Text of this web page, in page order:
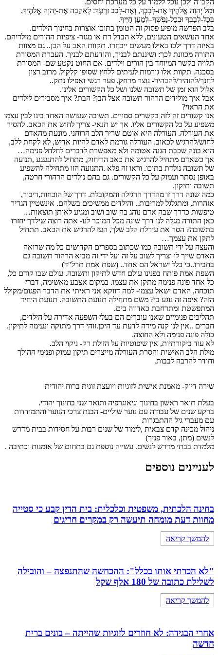
וּמָל יְהוָה אֱלֹהֶיךָ אֶת-לְבָבְךָ, וְאֶת-לְבַב זַרְעֶךָ: לְאַהֲבָה אֶת-יְהוָה אֱלֹהֶיךָ,
בְּכָל-לְבָבְךָ וּבְכָל-נַפְשְׁךָ–לְמַעַן חַיֶּיךָ.
בלב הפרשה מופיע פסוק זה הטומן בתוכו אוצרות בחינוך הילדים.
אחד הנושאים הטעונים, ללא הבדל דת או מגזר- ציפיות ההורים מילדיהם.
באיזה דרך ילכו באילו מעשים ייבחרו. תקוות האב על הבן.. גם מצוות
התורה מכוונת לכך: ושיננתם לבניך, והודעתם לבניך. העברת המסורת
תלויה בקשר המיוחד בין הורים וילדים. אם החוט נקטע שם- המסורת
בסכנה. תקוות אלו גורמות לעיתים ללחץ שסופו קלקול. מרוב רצון
לחנך/להזהיר/להבהיר- נוצר מרחק, פער רגשי ואפילו נתק..
אלול הוא זמן של תשובה שלנו ושל כל הקשורים אלינו.
אבל איך מולידים הרהור תשובה אצל הבן? הבת? איך מסבירים לילדים
את הראוי?
אנו קשורים זה לזה בקשרים סמויים. תשובה שעושה האחד בינו לבין עצמו
משפיע על כל הקשורים אליו. אך יש תנאי- צריך לחוש את הכאב. להסיר
את העורלה. העורלה היא אוטם שריר הלב הרוחני. מונעת מהאדם
לחוש/להרגיש לכאוב. העורלה גורמת לאדם להיות אדיש, לא לקחת ללב,
היא בונה שכבת הגנה אטומה ולא מאפשרת לדברים לחלחל פנימה…
אך כשאדם מתחיל להרגיש את כאב הריחוק, מתחיל להתגעגע ,תנועה
של תשובה נולדת בתוכו. וראו זה פלא .התנועה הזו מתחילה להשפיע
באופן נסתר ועמוק על כל הקשורים. גם בהם נולדים הרהורי חרטה,
תשובה ותיקון.
כמה שונה דרך זו מהדרך הרגילה והמקובלת. דרך של הוכחות,דיבור,
אזהרות, ומתגלגל למריבות.. והילדים ממשיכים בשלהם. אינשטיין הגדיר
טיפשות כדרך שבה אדם נוהג בה שוב ושוב ומגיע לאותן תוצאות…
כאן התורה מגלה לנו דרך שונה מכל המוכר לנו- אתה רוצה שילדך יחזרו
בתשובה? הסר את עורלת הלב שלך, העז להרגיש את הכאב. תתחיל
לתקן את עצמך…
והעצה על ידי תשובה כמו שכתוב בספרים הקדושים כל מה שרואה
האדם שייך לו וצריך לשוב על זה ועל ידי זה מביא הרהור תשובה גם
בחבירו..כי כלל ישראל הם אחד.. (שפת אמת תרל"ד)
השפת אמת פותח בפנינו עולם חדש לתיקון ותשובה. עולם שבו קודם כל,
כל אחד פונה פנימה מתקן את עצמו. במקום אצבע מאשימה, דברי
תוכחה, האדם ישאל עצמו- למה דווקא אני ראיתי את הדבר הפגום/מקולל
הזה? איפה זה נוגע בי? משם מתחילה תנועת התשובה. תנועת היחיד
המתפשטת ומתרחבת כאדווה בים.
תהליכים פנימיים שאנו עוברים הם בעלי השפעה אדירה על הילדים,
חברים ..אין לנו קנה מידה לדעת עד היכן.זוהי דרך מתוקה ונעימה לתיקון.
כולה פונה פנימה ולא החוצה.
לא עוד ביקורתיות, אין שיפוטיות על הזולת רק- ניקוי הלב.
מילת הלב האישית והסרת העורלה מייצרים תיקון עמוק ופנימי ההולך
וחודר להרבה לבבות.
שירה דיוק- מאמנת אישית לזוגיות ויועצת זוגית ברוח יהודית
בעלת תואר ראשון בחינוך וגיאוגרפיה ותואר שני בחינוך יהודי.
ברקע שנים של עבודה עם נוער שוליים- הבנת צרכי הנוער והתמודדות
עם מעברי גיל ההתבגרות
ניהול מכינה קדם צבאית ,לימוד של שנים רבות על חסידות בבית מדרש
לנשים (מתן, באור פניך)
מלמדת בבתי מדרש לנשים. עשייה נוספת גם בתחום של אומנות וכתיבה .
לעניינים נוספים
בחינה הלכתית, משפטית וכלכלית: בית הדין קבע כי סטייה
מחוות דעת מומחה תיעשה רק במקרים חריגים
להמשך קריאה
"לא הכרתי אותו בכלל": ההכחשה שהתנפצה – והובילה
לשלילת כתובה של 180 אלף שקל
להמשך קריאה
אחרי הבגידה: לא חוזרים לזוגיות שהייתה – בונים ברית
חדשה